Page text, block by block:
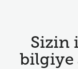
Sizin
bilgiye